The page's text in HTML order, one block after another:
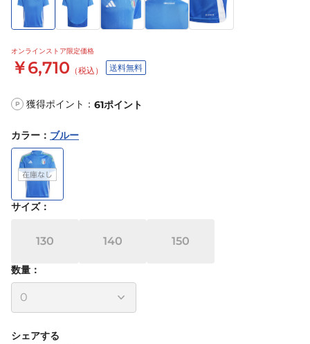
オンラインストア限定価格
￥6,710 （税込） 送料無料
P 獲得ポイント： 61ポイント
カラー ： ブルー
サイズ：
130 140 150
数量：
シェアする